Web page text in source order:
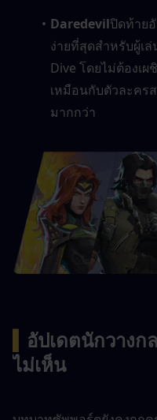
Daredevilปิดท้าย
ง่ายที่สุดสำหรับผู้เ
Dive โดยไม่ต้องเ
เหมือนกับตัวละค
มากกว่า
อัปเดตนักวาง
ไม่เห็น